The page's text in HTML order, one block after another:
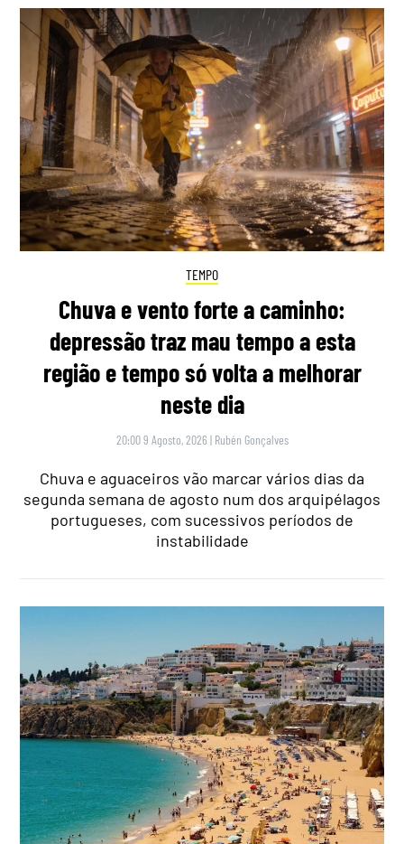
TEMPO
Chuva e vento forte a caminho:
depressão traz mau tempo a esta
região e tempo só volta a melhorar
neste dia
20:00 9 Agosto, 2026 | Rubén Gonçalves
Chuva e aguaceiros vão marcar vários dias da
segunda semana de agosto num dos arquipélagos
portugueses, com sucessivos períodos de
instabilidade